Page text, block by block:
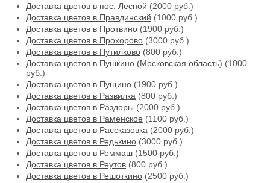
Доставка цветов в пос. Лесной (2000 руб.)
Доставка цветов в Правдинский (1000 руб.)
Доставка цветов в Протвино (1900 руб.)
Доставка цветов в Прохорово (3000 руб.)
Доставка цветов в Путилково (800 руб.)
Доставка цветов в Пушкино (Московская область) (1000
руб.)
Доставка цветов в Пущино (1900 руб.)
Доставка цветов в Развилка (800 руб.)
Доставка цветов в Раздоры (2000 руб.)
Доставка цветов в Раменское (1100 руб.)
Доставка цветов в Рассказовка (2000 руб.)
Доставка цветов в Редькино (3000 руб.)
Доставка цветов в Реммаш (1500 руб.)
Доставка цветов в Реутов (800 руб.)
Доставка цветов в Решоткино (2500 руб.)